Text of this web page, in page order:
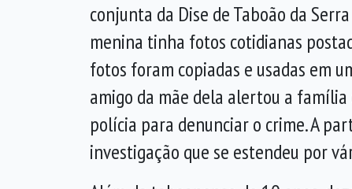
conjunta da Dise de Taboão da
menina tinha fotos cotidianas
fotos foram copiadas e usadas em
amigo da mãe dela alertou a família
polícia para denunciar o crime. A
investigação que se estendeu por